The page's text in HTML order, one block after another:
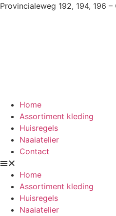
Ga
Provincialeweg 192, 194, 196
Home
Assortiment kleding
Huisregels
Naaiatelier
Contact
Home
Assortiment kleding
Huisregels
Naaiatelier